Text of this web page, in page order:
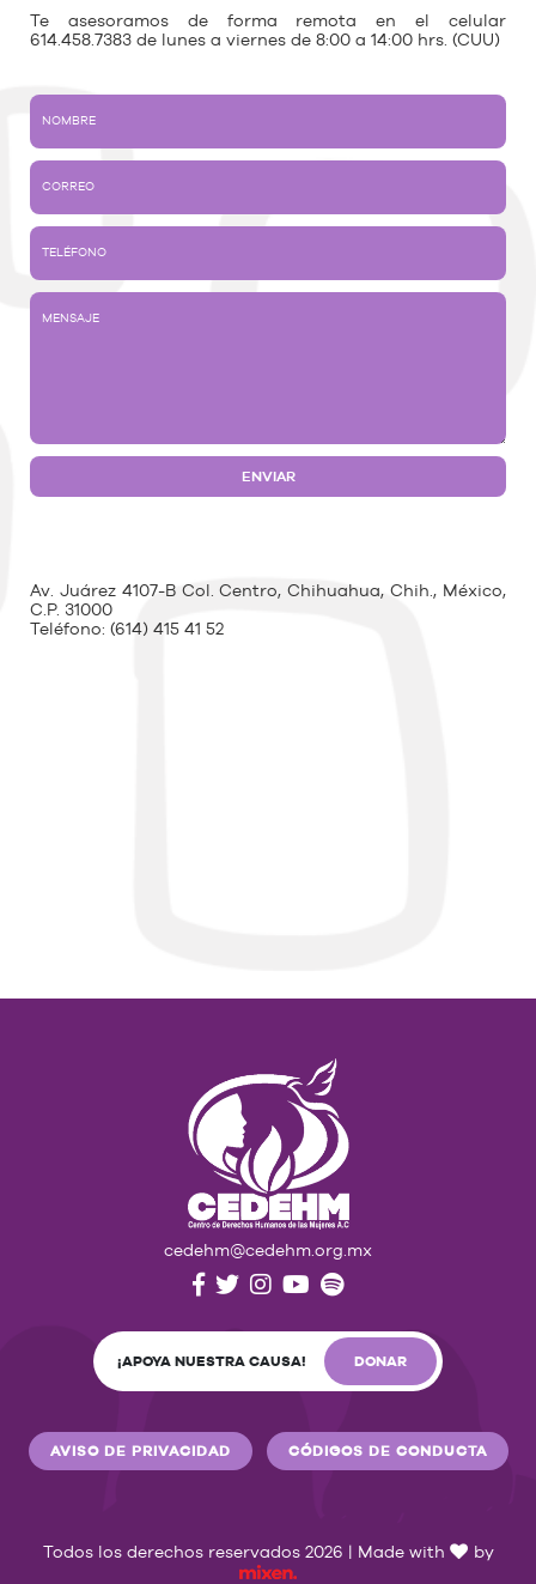
Te asesoramos de forma remota en el celular
614.458.7383 de lunes a viernes de 8:00 a 14:00 hrs. (CUU)
Av. Juárez 4107-B Col. Centro, Chihuahua, Chih., México,
C.P. 31000
Teléfono: (614) 415 41 52
cedehm@cedehm.org.mx
¡APOYA NUESTRA CAUSA! DONAR
AVISO DE PRIVACIDAD CÓDIGOS DE CONDUCTA
Todos los derechos reservados 2026 | Made with by